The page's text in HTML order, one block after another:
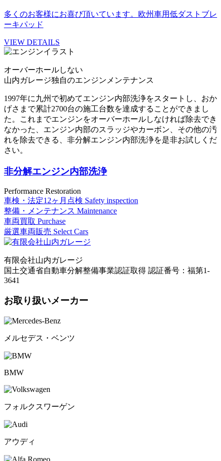
多くのお客様にお喜び頂いています。欧州車用低ダストブレ
ーキパッド
VIEW DETAILS
オーバーホールしない
山内ガレージ独自のエンジンメンテナンス
1997年に九州で初めてエンジン内部洗浄をスタートし、おか
げさまで累計2700台の施工台数を達成することができまし
た。これまでエンジンをオーバーホールしなければ除去でき
なかった、エンジン内部のスラッジやカーボン、その他の汚
れを除去できる、非分解エンジン内部洗浄を是非お試しくだ
さい。
非分解エンジン内部洗浄
Performance Restoration
車検・法定12ヶ月点検 Safety inspection
整備・メンテナンス Maintenance
車両買取 Purchase
厳選車両販売 Select Cars
有限会社山内ガレージ
国土交通省自動車分解整備事業認証取得 認証番号：福第1-
3641
お取り扱いメーカー
メルセデス・ベンツ
BMW
フォルクスワーゲン
アウディ